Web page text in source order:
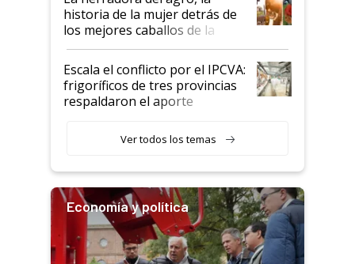
historia de la mujer detrás de
los mejores caballos de la
Argentina y los mitos que
todavía hacen sufrir a estos
animales: "Mientras me
descalificaban, yo seguí
haciendo currículum"
Escala el conflicto por el IPCVA:
frigoríficos de tres provincias
respaldaron el aporte
Ver todos los temas
Economía y política